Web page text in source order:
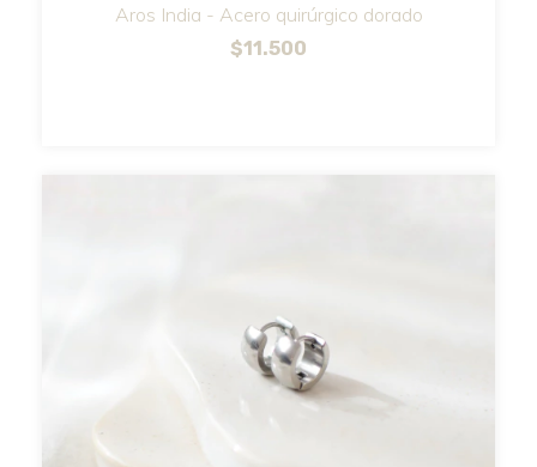
Aros India - Acero quirúrgico dorado
$11.500